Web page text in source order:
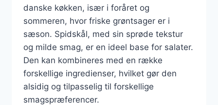
danske køkken, især i foråret og
sommeren, hvor friske grøntsager er i
sæson. Spidskål, med sin sprøde tekstur
og milde smag, er en ideel base for salater.
Den kan kombineres med en række
forskellige ingredienser, hvilket gør den
alsidig og tilpasselig til forskellige
smagspræferencer.